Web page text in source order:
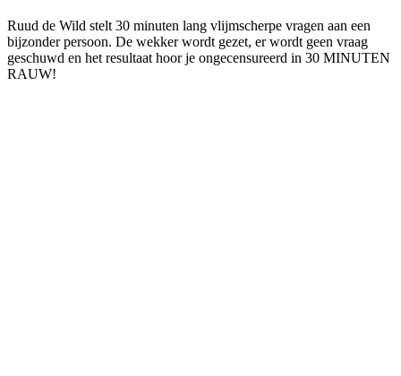
Ruud de Wild stelt 30 minuten lang vlijmscherpe vragen aan een
bijzonder persoon. De wekker wordt gezet, er wordt geen vraag
geschuwd en het resultaat hoor je ongecensureerd in 30 MINUTEN
RAUW!